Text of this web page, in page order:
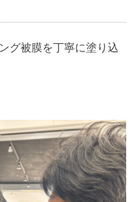
グ被膜を丁寧に塗り込